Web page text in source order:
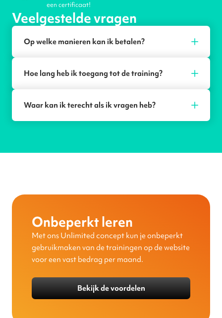
een certificaat!
Veelgestelde vragen
Op welke manieren kan ik betalen?
Hoe lang heb ik toegang tot de training?
Waar kan ik terecht als ik vragen heb?
Onbeperkt leren
Met ons Unlimited concept kun je onbeperkt
gebruikmaken van de trainingen op de website
voor een vast bedrag per maand.
Bekijk de voordelen